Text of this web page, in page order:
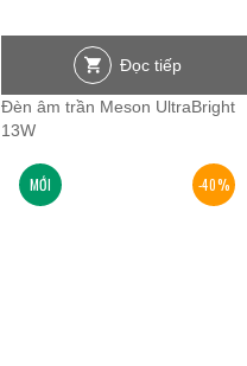
Đọc tiếp
Đèn âm trần Meson UltraBright
13W
-40%
MỚI